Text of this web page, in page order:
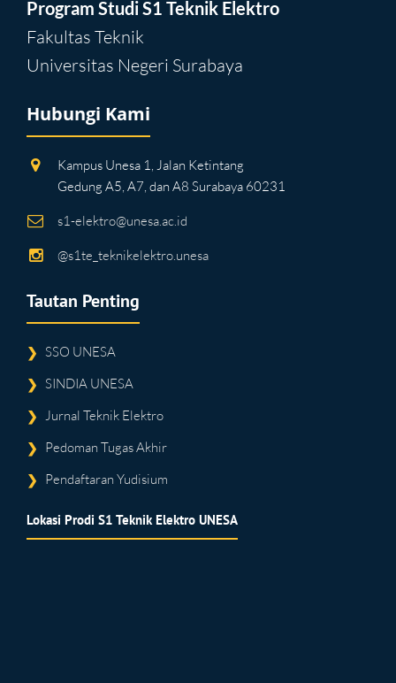
Program Studi S1 Teknik Elektro
Fakultas Teknik
Universitas Negeri Surabaya
Hubungi Kami
Kampus Unesa 1, Jalan Ketintang
Gedung A5, A7, dan A8 Surabaya 60231
s1-elektro@unesa.ac.id
@s1te_teknikelektro.unesa
Tautan Penting
❯ SSO UNESA
❯ SINDIA UNESA
❯ Jurnal Teknik Elektro
❯ Pedoman Tugas Akhir
❯ Pendaftaran Yudisium
Lokasi Prodi S1 Teknik Elektro UNESA